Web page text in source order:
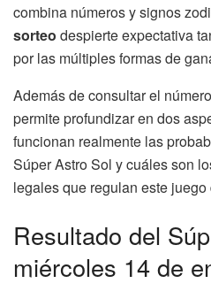
combina números y signos
sorteo despierte expectativa
por las múltiples formas de
Además de consultar el
permite profundizar en dos
funcionan realmente las
Súper Astro Sol y cuáles son
legales que regulan este juego
Resultado del
miércoles 14 de